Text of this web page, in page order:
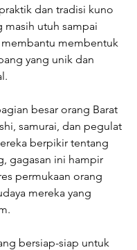
dan tradisi kuno
masih utuh sampai
membantu membentuk
yang unik dan
besar orang Barat
samurai, dan pegulat
berpikir tentang
gagasan ini hampir
permukaan orang
mereka yang
bersiap-siap untuk